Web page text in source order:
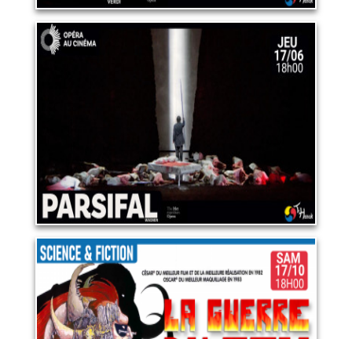
OPERA "PARSIFAL"
LIRE PLUS
Science et fiction : "La guerre
du feu"
17 octobre 2026